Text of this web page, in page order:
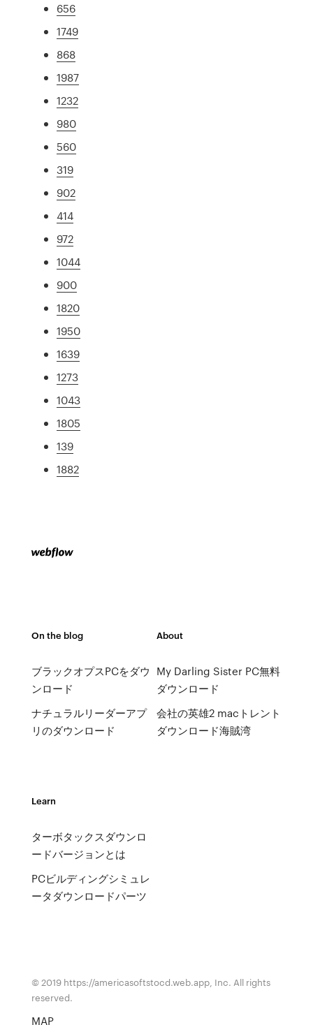
656
1749
868
1987
1232
980
560
319
902
414
972
1044
900
1820
1950
1639
1273
1043
1805
139
1882
On the blog
ブラックオプスPCをダウ
ンロード
ナチュラルリーダーアプ
リのダウンロード
About
My Darling Sister PC無料
ダウンロード
会社の英雄2 macトレント
ダウンロード海賊湾
Learn
ターボタックスダウンロ
ードバージョンとは
PCビルディングシミュレ
ータダウンロードパーツ
© 2019 https://americasoftstocd.web.app, Inc. All rights
reserved.
MAP